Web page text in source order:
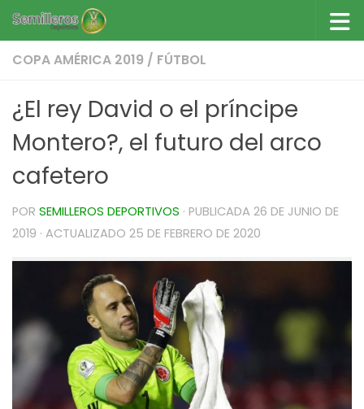
Saltar al contenido
COPA AMÉRICA 2019 / FÚTBOL
¿El rey David o el príncipe
Montero?, el futuro del arco
cafetero
POR SEMILLEROS DEPORTIVOS · PUBLICADA 26 DE JUNIO DE
2019 · ACTUALIZADO 25 DE FEBRERO DE 2020